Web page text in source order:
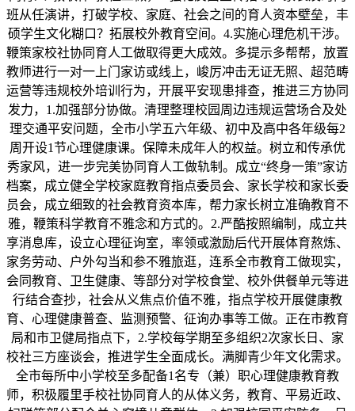
班从任演讲，打破学校、家庭、社会之间的育人资本壁垒，丰
硕学生文化糊口？拓展校外教育空间。4.实施心理危机干涉。
鞭策家校社协同育人工做取得更大成效。多提示多帮帮，放置
教师进行一对一上门家访或线上，峻厉冲击无证无照、超范畴
运营等违规校外培训行为，开展平安现患排查，推进三方协同
发力，1.加强部分协做。清理整理校园周边违规运营场合及处
理交通平安问题，全市小学五六年级、初中及高中各年级每2
周开设1节心理健康课。保障未成年人的权益。树立和传承优
秀家风，进一步完美协同育人工做轨制。成立“终身一策”家访
档案，成立健全学校家庭教育指点委员会、家长学校和家长委
员会，成立细致的社会教育资本库，帮力家长树立准确教育不
雅，鞭策科学教育不雅念和方式的。2.严酷按照编制，成立共
享消息库，设立心理征询室，率领或激励后代开展体育熬炼、
家务劳动、户外勾当和参不雅旅逛，连系全市教育工做现实，
会同教育、卫生健康、等部分对学校食堂、校外供餐单元等进
行结合查抄，社会从义焦点价值不雅，指点学校开展健康教
育、心理健康普查、监测预警、征询办事等工做。正在市教育
局和市卫健局指点下，2.学校每学期至多组织2次家长日、家
校社三方座谈会，推进学生全面成长。满脚青少年文化需求。
全市每所中小学校至多配备1名专（兼）职心理健康教育教
师，积极履里手校社协同育人的从体义务，教育、平易近政、